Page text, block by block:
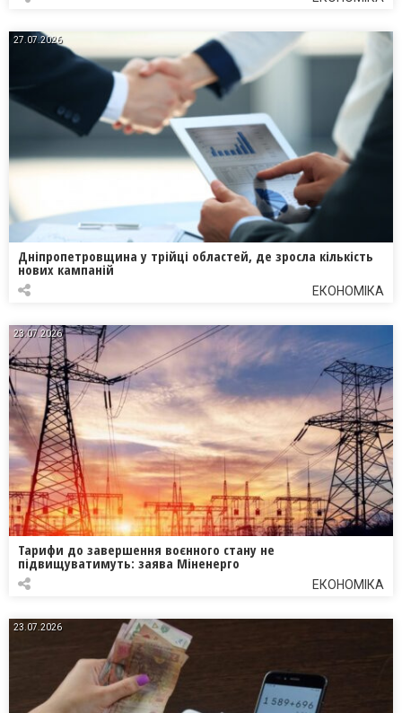
27.07.2026
Дніпропетровщина у трійці областей, де зросла кількість
нових кампаній
ЕКОНОМІКА
23.07.2026
Тарифи до завершення воєнного стану не
підвищуватимуть: заява Міненерго
ЕКОНОМІКА
23.07.2026